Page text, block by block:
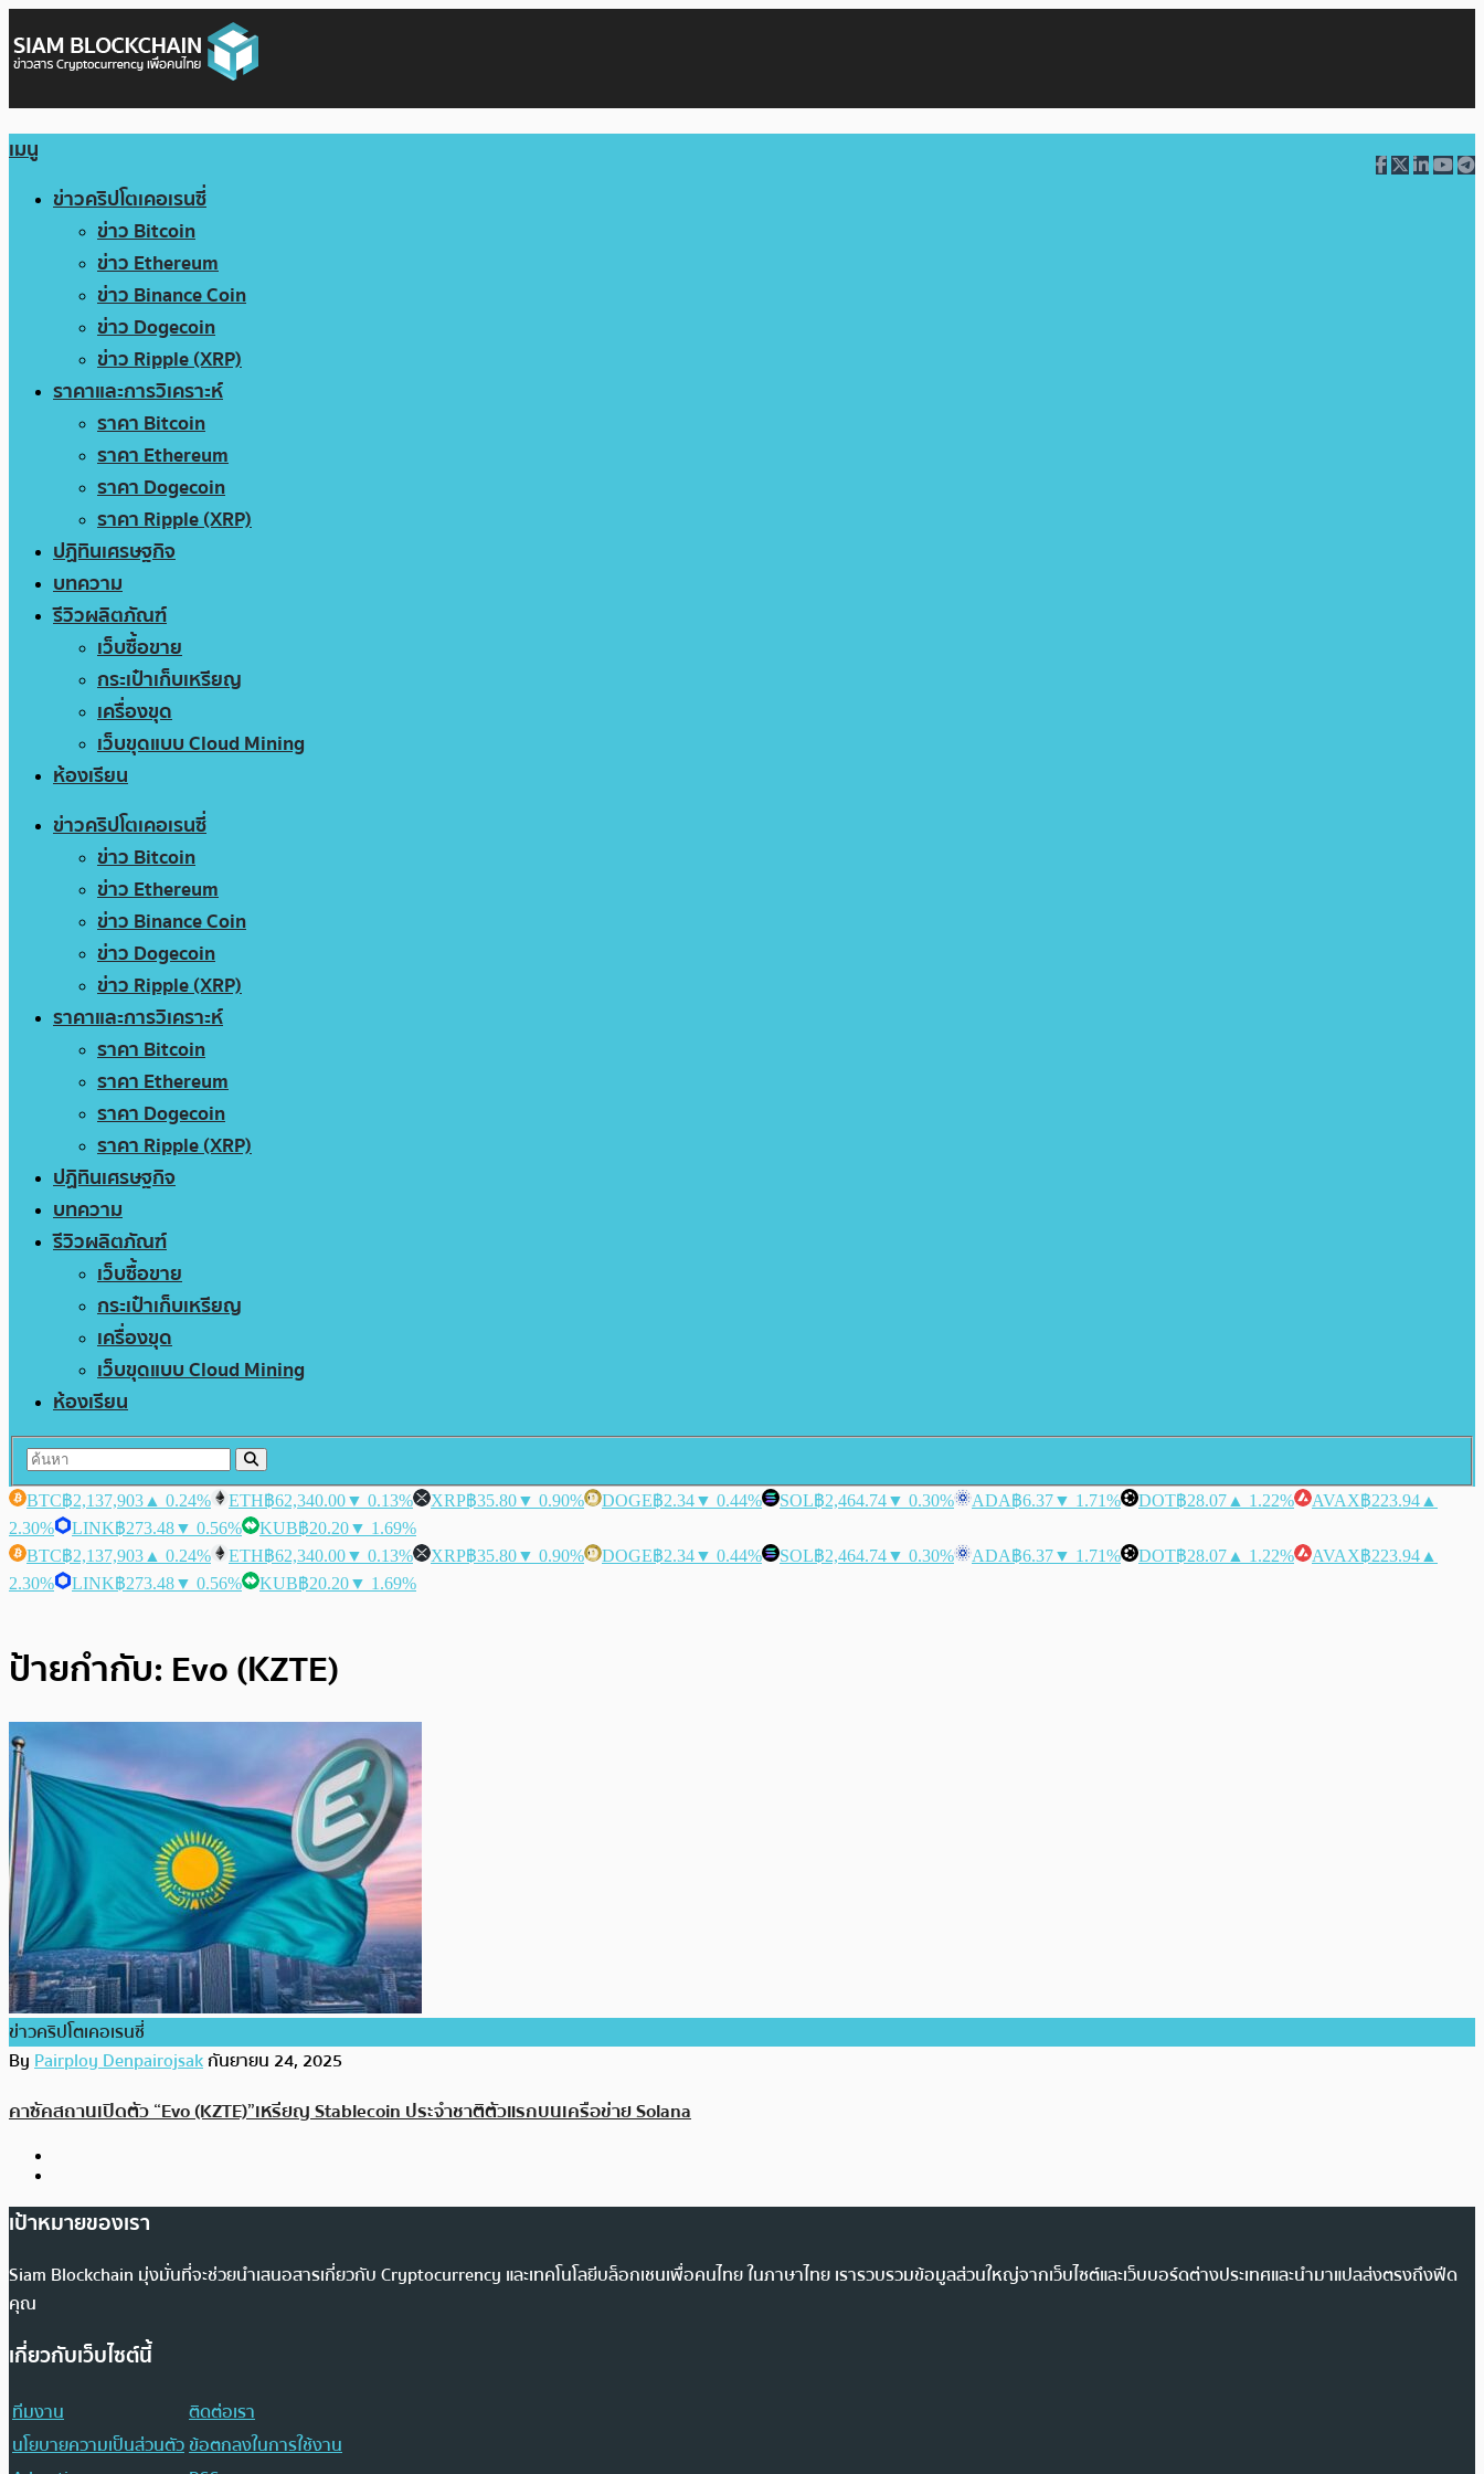
เมนู
ข่าวคริปโตเคอเรนซี่
ข่าว Bitcoin
ข่าว Ethereum
ข่าว Binance Coin
ข่าว Dogecoin
ข่าว Ripple (XRP)
ราคาและการวิเคราะห์
ราคา Bitcoin
ราคา Ethereum
ราคา Dogecoin
ราคา Ripple (XRP)
ปฏิทินเศรษฐกิจ
บทความ
รีวิวผลิตภัณฑ์
เว็บซื้อขาย
กระเป๋าเก็บเหรียญ
เครื่องขุด
เว็บขุดแบบ Cloud Mining
ห้องเรียน
ข่าวคริปโตเคอเรนซี่
ข่าว Bitcoin
ข่าว Ethereum
ข่าว Binance Coin
ข่าว Dogecoin
ข่าว Ripple (XRP)
ราคาและการวิเคราะห์
ราคา Bitcoin
ราคา Ethereum
ราคา Dogecoin
ราคา Ripple (XRP)
ปฏิทินเศรษฐกิจ
บทความ
รีวิวผลิตภัณฑ์
เว็บซื้อขาย
กระเป๋าเก็บเหรียญ
เครื่องขุด
เว็บขุดแบบ Cloud Mining
ห้องเรียน
BTC฿2,137,903 ▲ 0.24% ETH฿62,340.00▼ 0.13% XRP฿35.80▼ 0.90% DOGE฿2.34▼ 0.44% SOL฿2,464.74▼ 0.30% ADA฿6.37▼ 1.71% DOT฿28.07 ▲ 1.22% AVAX฿223.94 ▲
2.30%
LINK฿273.48▼ 0.56% KUB฿20.20▼ 1.69%
BTC฿2,137,903 ▲ 0.24% ETH฿62,340.00▼ 0.13% XRP฿35.80▼ 0.90% DOGE฿2.34▼ 0.44% SOL฿2,464.74▼ 0.30% ADA฿6.37▼ 1.71% DOT฿28.07 ▲ 1.22% AVAX฿223.94 ▲
2.30%
LINK฿273.48▼ 0.56% KUB฿20.20▼ 1.69%
ป้ายกำกับ: Evo (KZTE)
ข่าวคริปโตเคอเรนซี่
ByPairploy Denpairojsakกันยายน 24, 2025
คาซัคสถานเปิดตัว “Evo (KZTE)” เหรียญ Stablecoin ประจำชาติตัวแรกบนเครือข่าย Solana
เป้าหมายของเรา
Siam Blockchain มุ่งมั่นที่จะช่วยนำเสนอสารเกี่ยวกับ Cryptocurrency และเทคโนโลยีบล็อกเชนเพื่อคนไทย ในภาษาไทย เรารวบรวมข้อมูลส่วนใหญ่จากเว็บไซต์และเว็บบอร์ดต่างประเทศและนำมาแปลส่งตรงถึงฟีด
คุณ
เกี่ยวกับเว็บไซต์นี้
ทีมงาน
ติดต่อเรา
นโยบายความเป็นส่วนตัวข้อตกลงในการใช้งาน